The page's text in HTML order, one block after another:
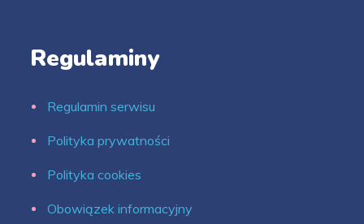
Regulaminy
Regulamin serwisu
Polityka prywatności
Polityka cookies
Obowiązek informacyjny